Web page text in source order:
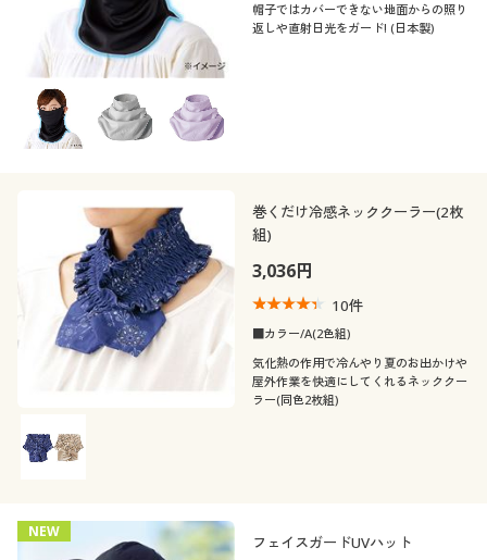
寝具・ベッド
カーテン・ラグ・ファブリック
美容・健康・サプリメント
制服・スクールすべて
制服・学生服
ジュニア・ティーンズ下着
大きいサイズ
大きいサイズ通販すべて
大きいサイズ レディース服
大きいサイズ レディース下着
大きいサイズ メンズ
大きいサイズ 事務・制服
バーゲン
バーゲンセール
シークレットセール
詳細検索
商品カテゴリ一覧
カタログ
カタログ・チラシからのご注文
デジタルカタログ
カタログ無料プレゼント
マイページ
レディースサ
こだわり条件
で絞り込む
柄・デザイン
ボーダー
素材
冷感・涼感
帽子ではカバーできない地面からの照り
返しや直射日光をガード! (日本製)
巻くだけ冷感ネッククーラー(2枚
組)
3,036円
10件
■カラー/A(2色組)
気化熱の作用で冷んやり夏のお出かけや
屋外作業を快適にしてくれるネッククー
ラー(同色2枚組)
NEW
フェイスガードUVハット